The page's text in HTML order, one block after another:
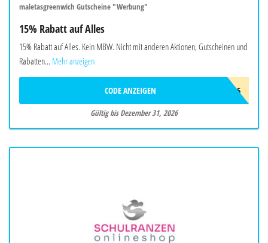
maletasgreenwich Gutscheine "Werbung"
15% Rabatt auf Alles
15% Rabatt auf Alles. Kein MBW. Nicht mit anderen Aktionen, Gutscheinen und
Rabatten... Mehr anzeigen
WELCOME15
CODE ANZEIGEN
Gültig bis Dezember 31, 2026